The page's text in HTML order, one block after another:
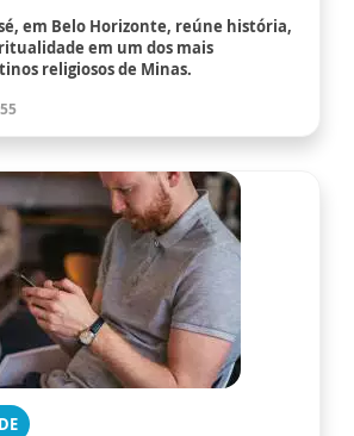
em Belo Horizonte, reúne história,
em um dos mais
religiosos de Minas.